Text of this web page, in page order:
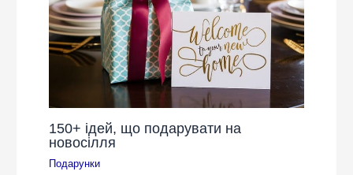
150+ ідей, що подарувати на
новосілля
Подарунки